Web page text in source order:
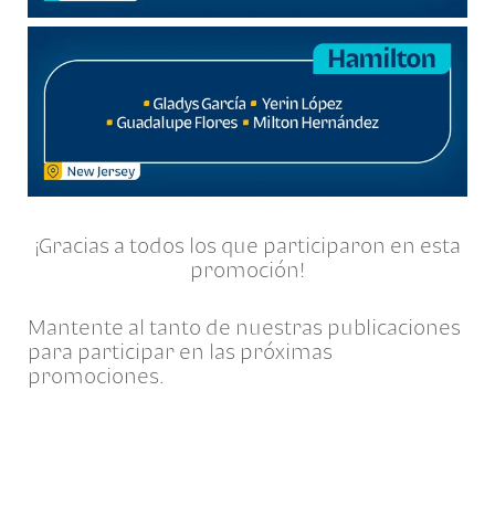
¡Gracias a todos los que participaron en esta
promoción!
Mantente al tanto de nuestras publicaciones
para participar en las próximas
promociones.